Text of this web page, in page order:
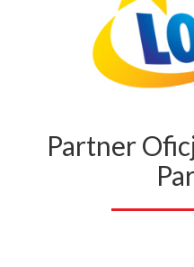
Partner